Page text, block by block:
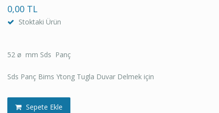
0,00 TL
Stoktaki Ürün
52 ø mm Sds Panç
Sds Panç Bims Ytong Tugla Duvar Delmek için
Sepete Ekle